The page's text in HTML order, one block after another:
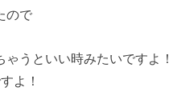
ので
ゃうといい時みたいですよ！
よ！